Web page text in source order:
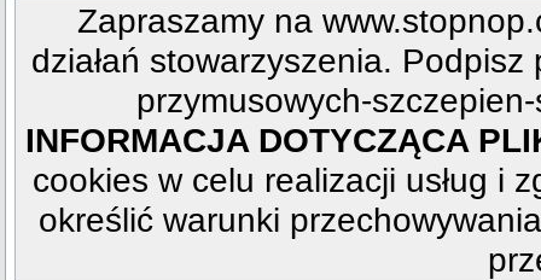
Zapraszamy na
działań stowarzyszenia.
przymusowych-
INFORMACJA DOTYCZĄCA
cookies w celu realizacji usług i
określić warunki